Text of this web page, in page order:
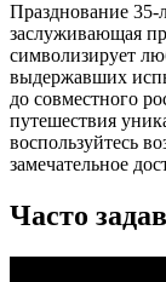
Празднование 35-
заслуживающая
символизирует
выдержавших
до совместного
путешествия
воспользуйтесь
замечательное
Часто